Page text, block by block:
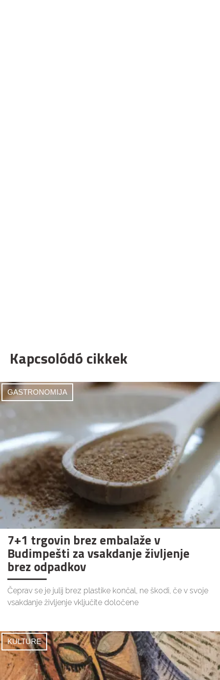
Kapcsolódó cikkek
GASTRONOMIJA
7+1 trgovin brez embalaže v
Budimpešti za vsakdanje življenje
brez odpadkov
Čeprav se je julij brez plastike končal, ne škodi, če v svoje
vsakdanje življenje vključite določene
KULTURE